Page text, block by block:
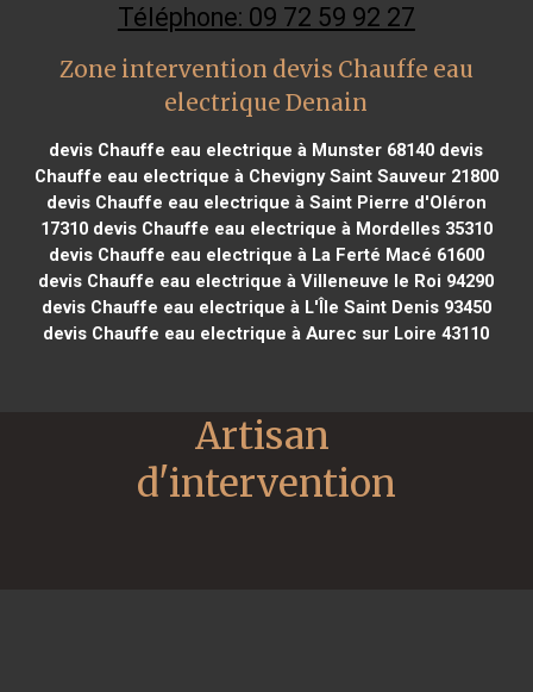
Téléphone: 09 72 59 92 27
Zone intervention devis Chauffe eau
electrique Denain
devis Chauffe eau electrique à Munster 68140 devis
Chauffe eau electrique à Chevigny Saint Sauveur 21800
devis Chauffe eau electrique à Saint Pierre d'Oléron
17310devis Chauffe eau electrique à Mordelles 35310
devis Chauffe eau electrique à La Ferté Macé 61600
devis Chauffe eau electrique à Villeneuve le Roi 94290
devis Chauffe eau electrique à L'Île Saint Denis 93450
devis Chauffe eau electrique à Aurec sur Loire 43110
Artisan
d'intervention